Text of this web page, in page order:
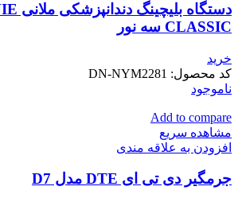
CLASSIC سه نور
خرید
کد محصول: DN-NYM2281
ناموجود
Add to compare
مشاهده سریع
افزودن به علاقه مندی
جرمگیر دی تی ای DTE مدل D7